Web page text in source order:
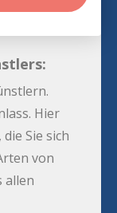
Hier
Sie sich
von
allen